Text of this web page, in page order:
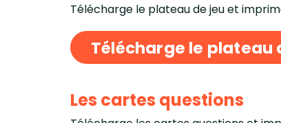
Télécharge le plateau de jeu et
Télécharge le plateau
Les cartes questions